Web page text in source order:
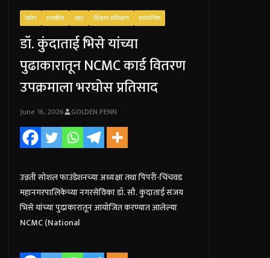
उद्योग राजकीय शहर शिक्षण-प्रशिक्षण सामाजिक
डॉ. कुंदाताई भिसे यांच्या
पुढाकारातून NCMC कार्ड वितरण
उपक्रमाला भरघोस प्रतिसाद
June 16, 2026 GOLDEN PENN
उन्नती सोशल फाउंडेशनच्या अध्यक्षा तथा पिंपरी-चिंचवड
महानगरपालिकेच्या नगरसेविका डॉ. सौ. कुंदाताई संजय
भिसे यांच्या पुढाकारातून आयोजित करण्यात आलेल्या
NCMC (National